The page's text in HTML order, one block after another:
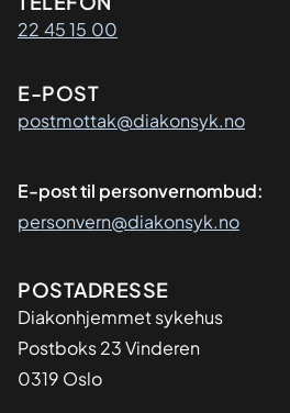
22 45 15 00
E-POST
postmottak@diakonsyk.no
E-post til personvernombud:
personvern@diakonsyk.no
Adresse
POSTADRESSE
Diakonhjemmet sykehus
Postboks 23 Vinderen
0319 Oslo